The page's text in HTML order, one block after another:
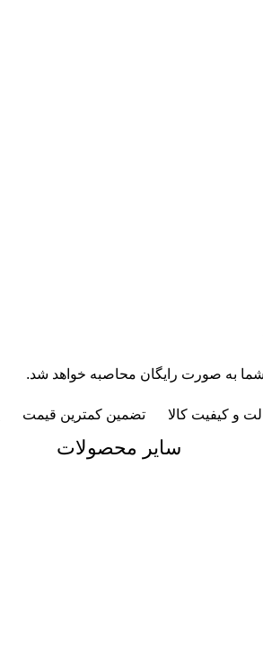
و کیفیت کالا تضمین کمترین قیمت
سایر محصولات